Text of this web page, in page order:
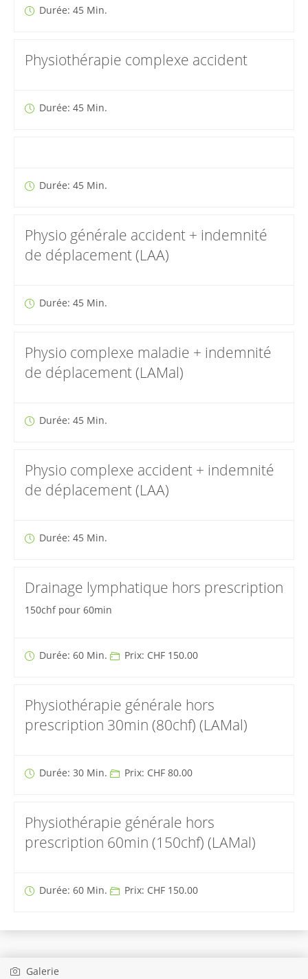
Durée: 45 Min.
Physiothérapie complexe accident
Durée: 45 Min.
Durée: 45 Min.
Physio générale accident + indemnité
de déplacement (LAA)
Durée: 45 Min.
Physio complexe maladie + indemnité
de déplacement (LAMal)
Durée: 45 Min.
Physio complexe accident + indemnité
de déplacement (LAA)
Durée: 45 Min.
Drainage lymphatique hors prescription
150chf pour 60min
Durée: 60 Min. Prix: CHF 150.00
Physiothérapie générale hors
prescription 30min (80chf) (LAMal)
Durée: 30 Min. Prix: CHF 80.00
Physiothérapie générale hors
prescription 60min (150chf) (LAMal)
Durée: 60 Min. Prix: CHF 150.00
Galerie